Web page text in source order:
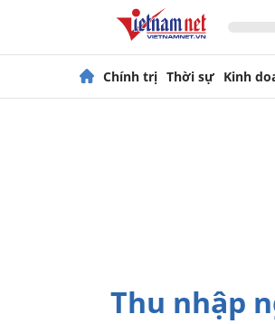
Chính trị Thời sự Kinh
Thu nhập